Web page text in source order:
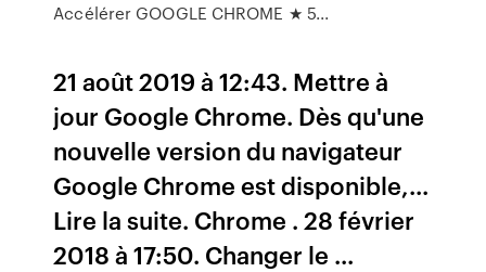
Accélérer GOOGLE CHROME ★ 5...
21 août 2019 à 12:43. Mettre à
jour Google Chrome. Dès qu'une
nouvelle version du navigateur
Google Chrome est disponible,...
Lire la suite. Chrome . 28 février
2018 à 17:50. Changer le ...